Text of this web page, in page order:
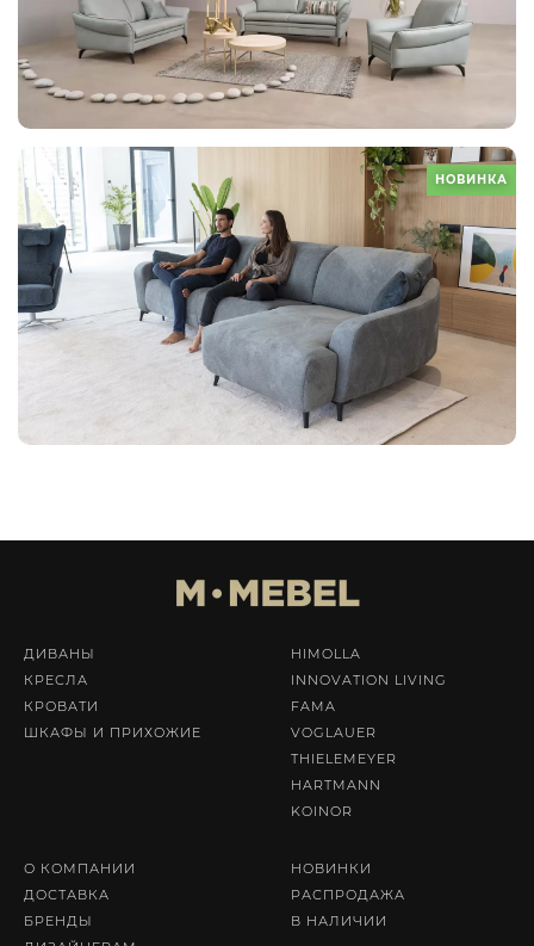
НОВИНКА
ДИВАНЫ
КРЕСЛА
КРОВАТИ
ШКАФЫ И ПРИХОЖИЕ
HIMOLLA
INNOVATION LIVING
FAMA
VOGLAUER
THIELEMEYER
HARTMANN
KOINOR
О КОМПАНИИ
ДОСТАВКА
БРЕНДЫ
НОВИНКИ
РАСПРОДАЖА
В НАЛИЧИИ